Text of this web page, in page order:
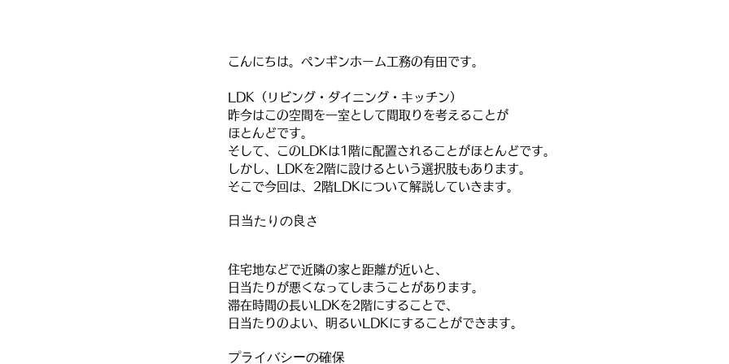
こんにちは。ペンギンホーム工務の有田です。
LDK（リビング・ダイニング・キッチン）
昨今はこの空間を一室として間取りを考えることが
ほとんどです。
そして、このLDKは1階に配置されることがほとんどです。
しかし、LDKを2階に設けるという選択肢もあります。
そこで今回は、2階LDKについて解説していきます。
日当たりの良さ
住宅地などで近隣の家と距離が近いと、
日当たりが悪くなってしまうことがあります。
滞在時間の長いLDKを2階にすることで、
日当たりのよい、明るいLDKにすることができます。
プライバシーの確保